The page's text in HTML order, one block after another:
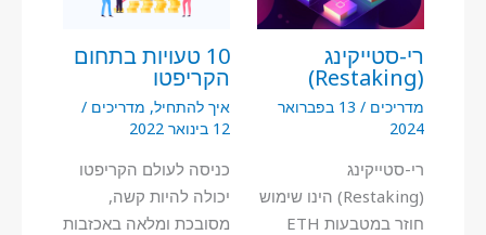
רי-סטייקינג
(Restaking)
מדריכים /
13 בפברואר
2024
רי-סטייקינג
(Restaking) הינו שימוש
חוזר במטבעות ETH
10 טעויות בתחום
הקריפטו
איך להתחיל, מדריכים /
12 בינואר 2022
כניסה לעולם הקריפטו
יכולה להיות קשה,
מסובכת ומלאה באכזבות